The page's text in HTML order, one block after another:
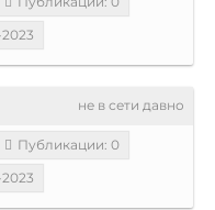
не в сети давно
Публикации: 0